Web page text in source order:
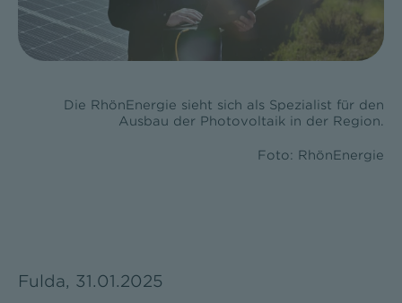
Die RhönEnergie sieht sich als Spezialist für den
Ausbau der Photovoltaik in der Region.
Foto: RhönEnergie
Fulda, 31.01.2025